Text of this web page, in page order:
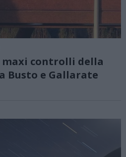
maxi controlli della
Busto e Gallarate